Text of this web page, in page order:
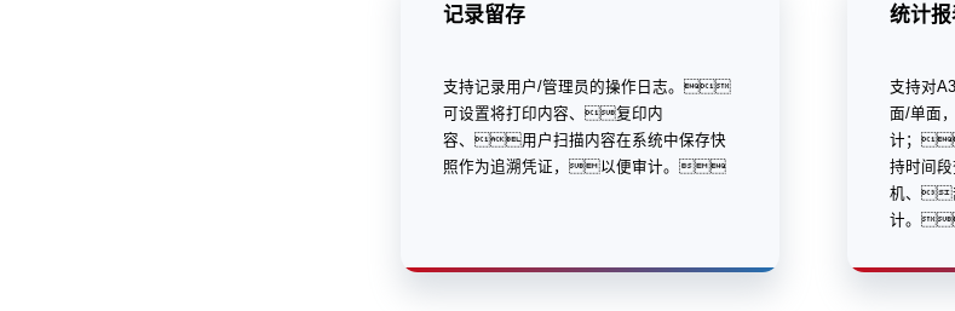
记录留存
支持记录用户/管理员的操作日志。
可设置将打印内容、复印内
容、用户扫描内容在系统中保存快
照作为追溯凭证，以便审计。
统计
支持对
面/单面
计；
持时间
机、
计。